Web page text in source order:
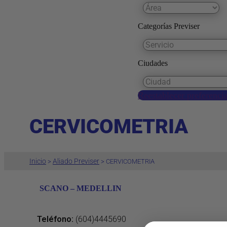
Categorías Previser
Ciudades
Reestablecer
CERVICOMETRIA
Inicio > Aliado Previser > CERVICOMETRIA
SCANO – MEDELLIN
Teléfono: (604)4445690